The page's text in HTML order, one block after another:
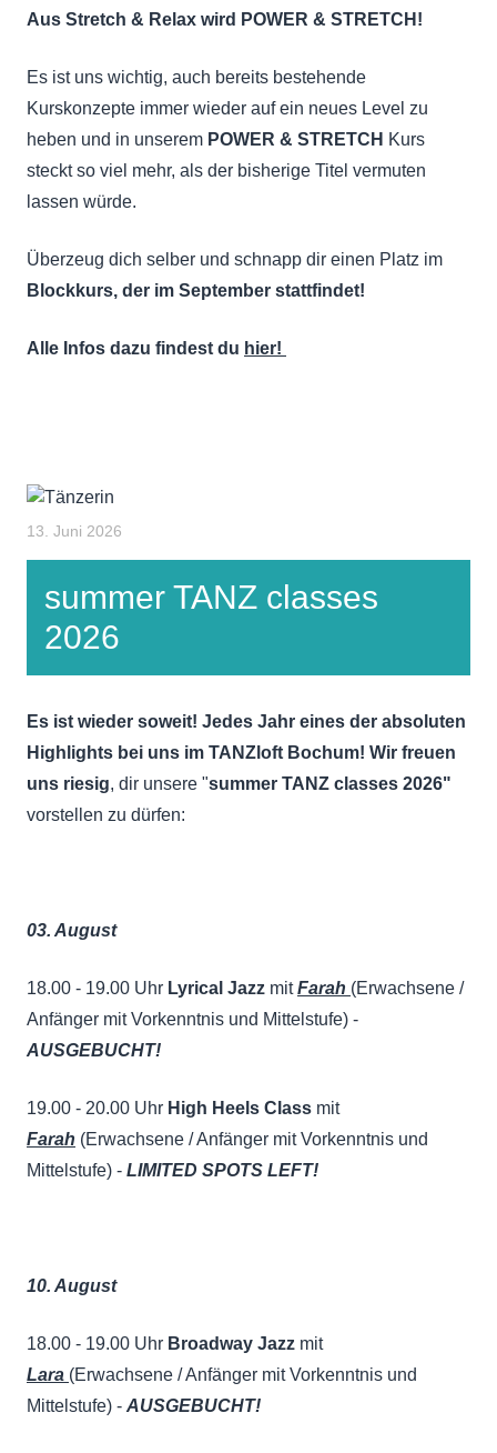
Aus Stretch & Relax wird POWER & STRETCH!
Es ist uns wichtig, auch bereits bestehende
Kurskonzepte immer wieder auf ein neues Level zu
heben und in unserem POWER & STRETCH Kurs
steckt so viel mehr, als der bisherige Titel vermuten
lassen würde.
Überzeug dich selber und schnapp dir einen Platz im
Blockkurs, der im September stattfindet!
Alle Infos dazu findest du hier!
13. Juni 2026
summer TANZ classes
2026
Es ist wieder soweit! Jedes Jahr eines der absoluten
Highlights bei uns im TANZloft Bochum! Wir freuen
uns riesig, dir unsere "summer TANZ classes 2026"
vorstellen zu dürfen:
03. August
18.00 - 19.00 Uhr Lyrical Jazz mitFarah (Erwachsene /
Anfänger mit Vorkenntnis und Mittelstufe) -
AUSGEBUCHT!
19.00 - 20.00 Uhr High Heels Class mit
Farah (Erwachsene / Anfänger mit Vorkenntnis und
Mittelstufe) - LIMITED SPOTS LEFT!
10. August
18.00 - 19.00 Uhr Broadway Jazz mit
Lara (Erwachsene / Anfänger mit Vorkenntnis und
Mittelstufe) - AUSGEBUCHT!